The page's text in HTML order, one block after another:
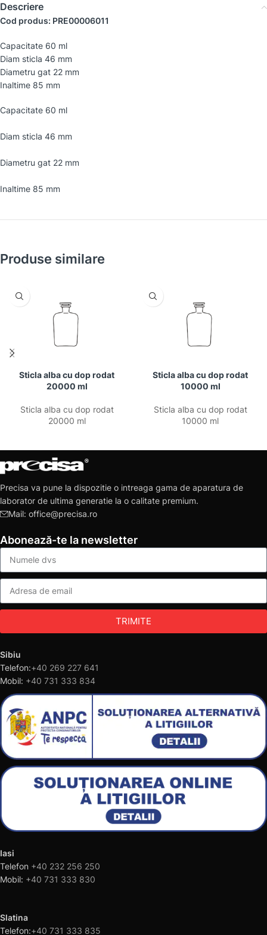
Descriere
Cod produs: PRE00006011
Capacitate 60 ml
Diam sticla 46 mm
Diametru gat 22 mm
Inaltime 85 mm
Capacitate 60 ml
Diam sticla 46 mm
Diametru gat 22 mm
Inaltime 85 mm
Produse similare
Sticla alba cu dop rodat
20000 ml
Sticla alba cu dop rodat
20000 ml
Sticla alba cu dop rodat
10000 ml
Sticla alba cu dop rodat
10000 ml
Precisa va pune la dispozitie o intreaga gama de aparatura de
laborator de ultima generatie la o calitate premium.
Mail: office@precisa.ro
Abonează-te la newsletter
TRIMITE
Sibiu
Telefon:+40 269 227 641
Mobil: +40 731 333 834
Iasi
Telefon +40 232 256 250
Mobil: +40 731 333 830
Slatina
Telefon:+40 731 333 835